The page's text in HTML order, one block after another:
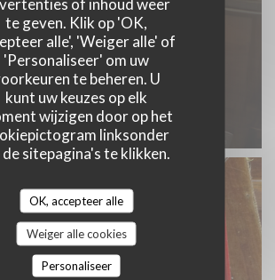
te geven. Klik op 'OK,
alle', 'Weiger alle' of
'Personaliseer' om uw
te beheren. U
kunt uw keuzes op elk
wijzigen door op het
linksonder
de sitepagina's te klikken.
OK, accepteer alle
Weiger alle cookies
Personaliseer